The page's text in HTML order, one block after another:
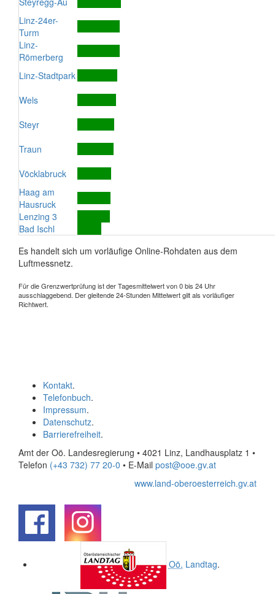
Linz-24er-
Turm
Linz-
Römerberg
Linz-Stadtpark
Wels
Steyr
Traun
Vöcklabruck
Haag am
Hausruck
Lenzing 3
Bad Ischl
Es handelt sich um vorläufige Online-Rohdaten aus dem
Luftmessnetz.
Für die Grenzwertprüfung ist der Tagesmittelwert von 0 bis 24 Uhr
ausschlaggebend. Der gleitende 24-Stunden Mittelwert gilt als vorläufiger
Richtwert.
Kontakt.
Telefonbuch.
Impressum.
Datenschutz.
Barrierefreiheit.
Amt der Oö. Landesregierung • 4021 Linz, Landhausplatz 1 •
Telefon (+43 732) 77 20-0 • E-Mail post@ooe.gv.at
www.land-oberoesterreich.gv.at
Oö. Landtag.